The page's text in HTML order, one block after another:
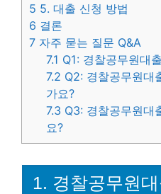
5 5. 대출 신청 방법
6 결론
7 자주 묻는 질문 Q&A
7.1 Q1: 경찰공무원대
7.2 Q2: 경찰공무원대
가요?
7.3 Q3: 경찰공무원대
요?
1. 경찰공무원